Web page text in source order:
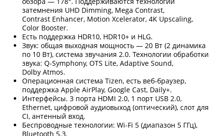
затемнения UHD Dimming, Mega Contrast,
Contrast Enhancer, Motion Xcelerator, 4K Upscaling,
Color Booster.
Есть поддержка HDR10, HDR10+ и HLG.
Звук: общая выходная мощность — 20 Вт (2 динамика
по 10 Вт), система звучания 2.0. Технологии обработки
звука: Q-Symphony, OTS Lite, Adaptive Sound,
Dolby Atmos.
Операционная система Tizen, есть веб-браузер,
поддержка Apple AirPlay, Google Cast, Daily+.
Интерфейсы. 3 порта HDMI 2.0, 1 порт USB 2.0,
Ethernet, цифровой аудиовыход (оптический), слот для
CI, антенный вход.
Беспроводные технологии: Wi-Fi 5 (диапазон 5 ГГц),
Bluetooth 5.3.